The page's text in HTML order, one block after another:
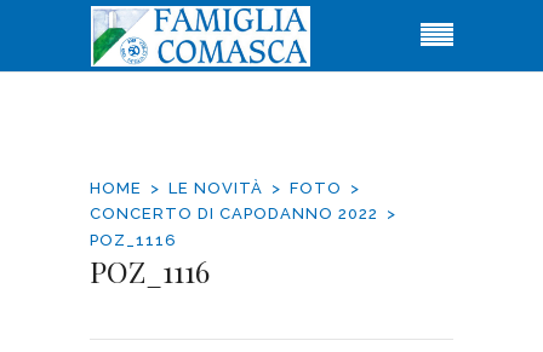
HOME LE NOVITÀ
FOTO
CONCERTO DI CAPODANNO 2022
POZ_1116
POZ_1116